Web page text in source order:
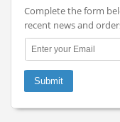
Complete the form
recent news and